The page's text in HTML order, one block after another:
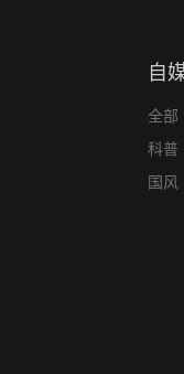
自
全部
科普
国风